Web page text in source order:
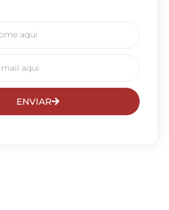
ENVIAR